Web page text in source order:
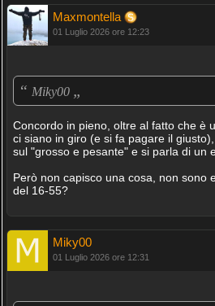
Maxmontella
01 Luglio 2026 ore 12:23
“ Miky00 „
Concordo in pieno, oltre al fatto che è
ci siano in giro (e si fa pagare il
sul "grosso e pesante" e si parla di un
Però non capisco una cosa, non sono
del 16-55?
Miky00
01 Luglio 2026 ore 12:31